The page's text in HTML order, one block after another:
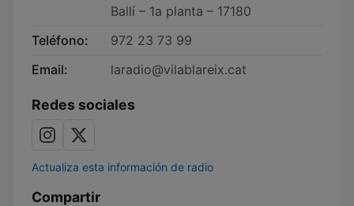
Ballí – 1a planta – 17180
Teléfono:
972 23 73 99
Email:
laradio@vilablareix.cat
Redes sociales
Actualiza esta información de radio
Compartir